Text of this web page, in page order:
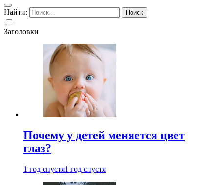
Найти:
Заголовки
Почему у детей меняется цвет
глаз?
1 год спустя1 год спустя